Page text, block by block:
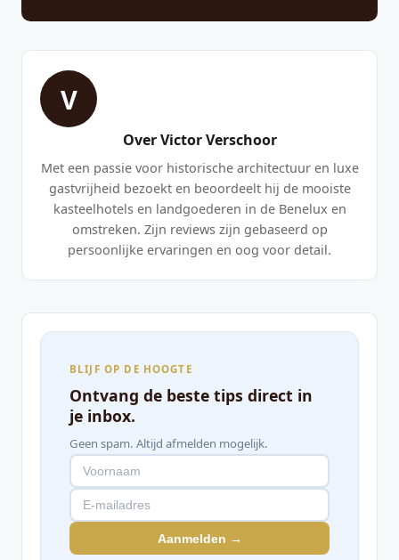
V
Over Victor Verschoor
Met een passie voor historische architectuur en luxe
gastvrijheid bezoekt en beoordeelt hij de mooiste
kasteelhotels en landgoederen in de Benelux en
omstreken. Zijn reviews zijn gebaseerd op
persoonlijke ervaringen en oog voor detail.
BLIJF OP DE HOOGTE
Ontvang de beste tips direct in
je inbox.
Geen spam. Altijd afmelden mogelijk.
Aanmelden →